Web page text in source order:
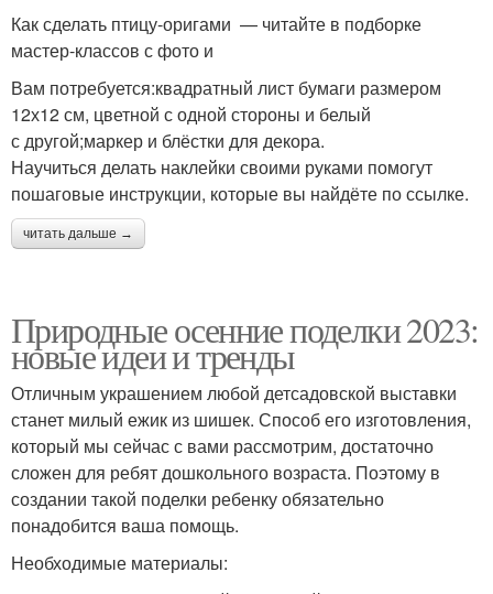
Как сделать птицу-оригами — читайте в подборке
мастер-классов с фото и
Вам потребуется:квадратный лист бумаги размером
12х12 см, цветной с одной стороны и белый
с другой;маркер и блёстки для декора.
Научиться делать наклейки своими руками помогут
пошаговые инструкции, которые вы найдёте по ссылке.
читать дальше →
Природные осенние поделки 2023:
новые идеи и тренды
Отличным украшением любой детсадовской выставки
станет милый ежик из шишек. Способ его изготовления,
который мы сейчас с вами рассмотрим, достаточно
сложен для ребят дошкольного возраста. Поэтому в
создании такой поделки ребенку обязательно
понадобится ваша помощь.
Необходимые материалы: